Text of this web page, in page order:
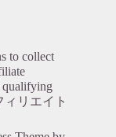
to collect
qualifying
ィリエイト